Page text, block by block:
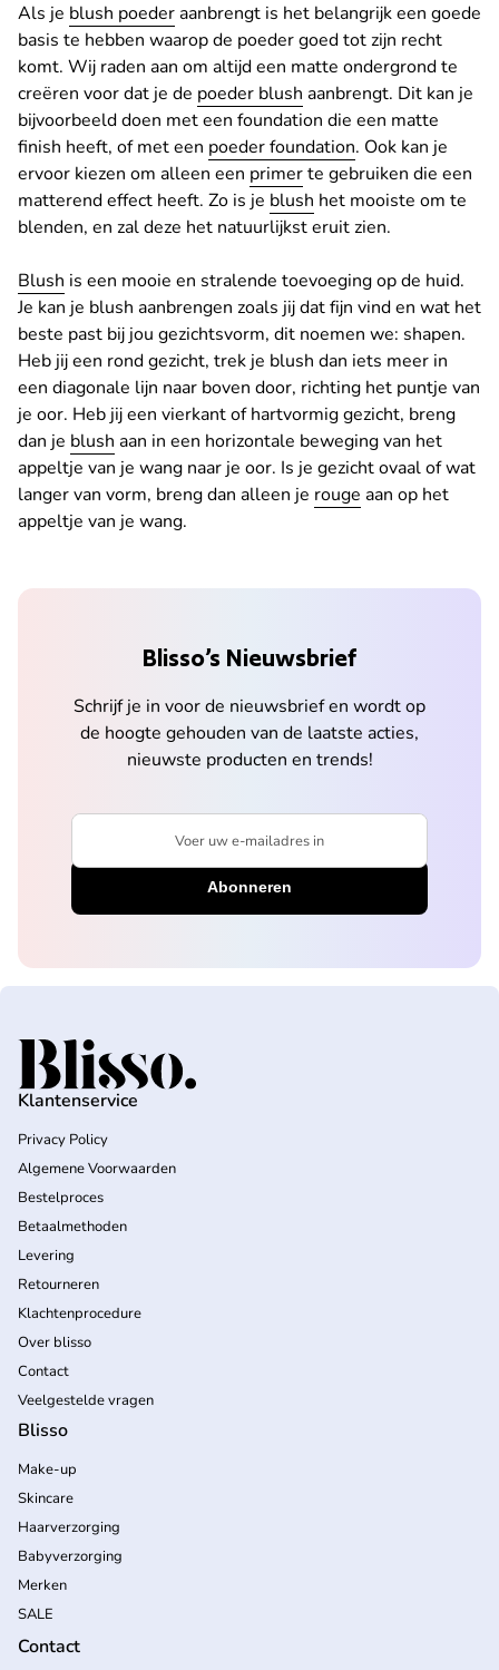
Als je blush poederaanbrengt is het belangrijk een goede
basis te hebben waarop de poeder goed tot zijn recht
komt. Wij raden aan om altijd een matte ondergrond te
creëren voor dat je de poeder blush aanbrengt. Dit kan je
bijvoorbeeld doen met een foundation die een matte
finish heeft, of met een poeder foundation. Ook kan je
ervoor kiezen om alleen een primerte gebruiken die een
matterend effect heeft. Zo is je blush het mooiste om te
blenden, en zal deze het natuurlijkst eruit zien.
Blush is een mooie en stralende toevoeging op de huid.
Je kan je blush aanbrengen zoals jij dat fijn vind en wat het
beste past bij jou gezichtsvorm, dit noemen we: shapen.
Heb jij een rond gezicht, trek je blush dan iets meer in
een diagonale lijn naar boven door, richting het puntje van
je oor. Heb jij een vierkant of hartvormig gezicht, breng
dan je blush aan in een horizontale beweging van het
appeltje van je wang naar je oor. Is je gezicht ovaal of wat
langer van vorm, breng dan alleen je rouge aan op het
appeltje van je wang.
Blisso’s Nieuwsbrief
Schrijf je in voor de nieuwsbrief en wordt op
de hoogte gehouden van de laatste acties,
nieuwste producten en trends!
Voer uw e-mailadres in
Home
Klantenservice
Privacy Policy
Algemene Voorwaarden
Bestelproces
Betaalmethoden
Levering
Retourneren
Klachtenprocedure
Over blisso
Contact
Veelgestelde vragen
Blisso
Make-up
Skincare
Haarverzorging
Babyverzorging
Merken
SALE
Contact